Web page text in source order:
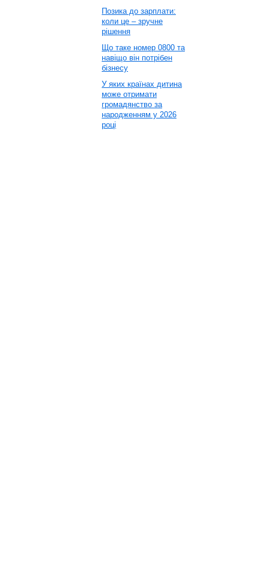
Позика до зарплати:
коли це – зручне
рішення
Що таке номер 0800 та
навіщо він потрібен
бізнесу
У яких країнах дитина
може отримати
громадянство за
народженням у 2026
році